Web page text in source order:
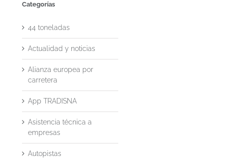
Categorías
44 toneladas
Actualidad y noticias
Alianza europea por
carretera
App TRADISNA
Asistencia técnica a
empresas
Autopistas